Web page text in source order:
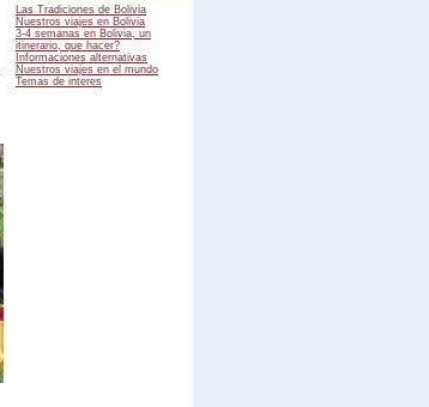
Las Tradiciones de Bolivia
Nuestros viajes en Bolivia
3-4 semanas en Bolivia, un
itinerario, que hacer?
Informaciones alternativas
Nuestros viajes en el mundo
Temas de interes